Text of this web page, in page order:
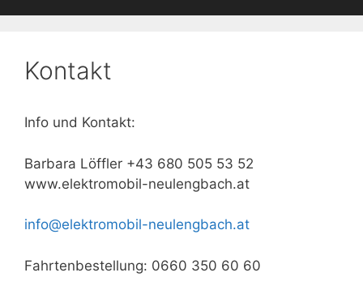
Kontakt
Info und Kontakt:
Barbara Löffler +43 680 505 53 52
www.elektromobil-neulengbach.at
info@elektromobil-neulengbach.at
Fahrtenbestellung: 0660 350 60 60